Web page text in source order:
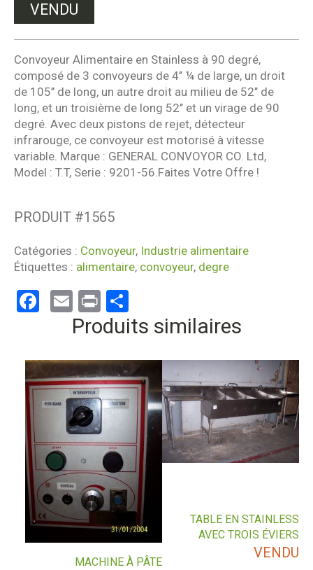
VENDU
Convoyeur Alimentaire en Stainless à 90 degré,
composé de 3 convoyeurs de 4’’ ¼ de large, un droit
de 105’’ de long, un autre droit au milieu de 52’’ de
long, et un troisième de long 52’’ et un virage de 90
degré. Avec deux pistons de rejet, détecteur
infrarouge, ce convoyeur est motorisé à vitesse
variable. Marque : GENERAL CONVOYOR CO. Ltd,
Model : T.T, Serie : 9201-56.Faites Votre Offre !
PRODUIT #1565
Catégories : Convoyeur, Industrie alimentaire
Étiquettes : alimentaire, convoyeur, degre
Facebook
Email
Print
Produits similaires
TABLE EN STAINLESS
AVEC TROIS ÉVIERS
VENDU
MACHINE À PÂTE